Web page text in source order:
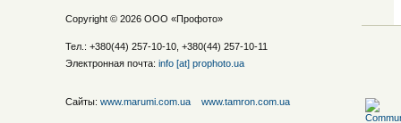
Copyright © 2026 ООО «Профото»
Тел.: +380(44) 257-10-10, +380(44) 257-10-11
Электронная почта: info [at] prophoto.ua
Сайты: www.marumi.com.ua www.tamron.com.ua